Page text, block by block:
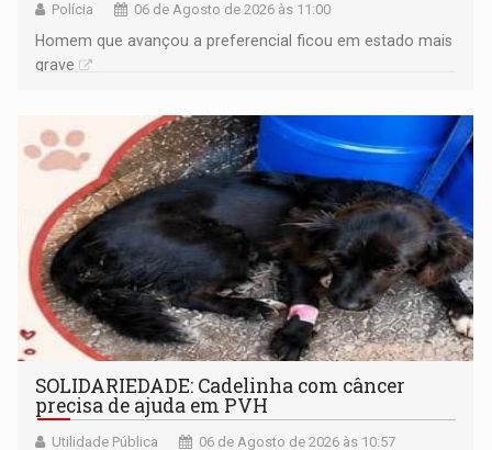
Polícia 06 de Agosto de 2026 às 11:00
Homem que avançou a preferencial ficou em estado mais
grave
SOLIDARIEDADE: Cadelinha com câncer
precisa de ajuda em PVH
Utilidade Pública 06 de Agosto de 2026 às 10:57